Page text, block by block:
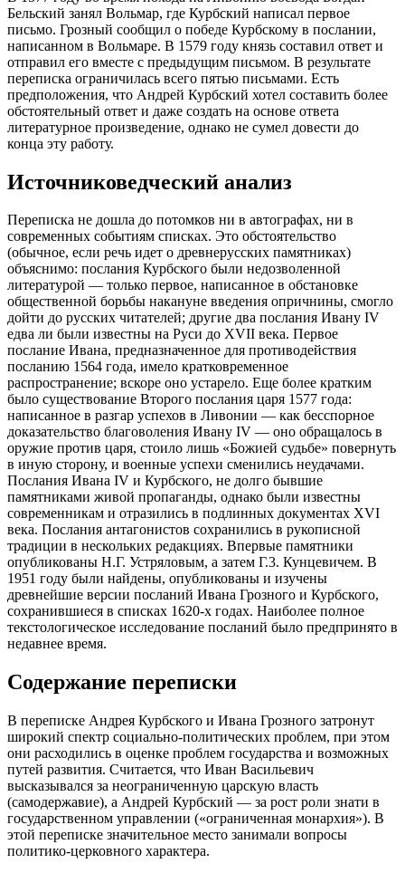
Бельский занял Вольмар, где Курбский написал первое
письмо. Грозный сообщил о победе Курбскому в послании,
написанном в Вольмаре. В 1579 году князь составил ответ и
отправил его вместе с предыдущим письмом. В результате
переписка ограничилась всего пятью письмами. Есть
предположения, что Андрей Курбский хотел составить более
обстоятельный ответ и даже создать на основе ответа
литературное произведение, однако не сумел довести до
конца эту работу.
Источниковедческий анализ
Переписка не дошла до потомков ни в автографах, ни в
современных событиям списках. Это обстоятельство
(обычное, если речь идет о древнерусских памятниках)
объяснимо: послания Курбского были недозволенной
литературой — только первое, написанное в обстановке
общественной борьбы накануне введения опричнины, смогло
дойти до русских читателей; другие два послания Ивану IV
едва ли были известны на Руси до XVII века. Первое
послание Ивана, предназначенное для противодействия
посланию 1564 года, имело кратковременное
распространение; вскоре оно устарело. Еще более кратким
было существование Второго послания царя 1577 года:
написанное в разгар успехов в Ливонии — как бесспорное
доказательство благоволения Ивану IV — оно обращалось в
оружие против царя, стоило лишь «Божией судьбе» повернуть
в иную сторону, и военные успехи сменились неудачами.
Послания Ивана IV и Курбского, не долго бывшие
памятниками живой пропаганды, однако были известны
современникам и отразились в подлинных документах XVI
века. Послания антагонистов сохранились в рукописной
традиции в нескольких редакциях. Впервые памятники
опубликованы Н.Г. Устряловым, а затем Г.3. Кунцевичем. В
1951 году были найдены, опубликованы и изучены
древнейшие версии посланий Ивана Грозного и Курбского,
сохранившиеся в списках 1620-х годах. Наиболее полное
текстологическое исследование посланий было предпринято в
недавнее время.
Содержание переписки
В переписке Андрея Курбского и Ивана Грозного затронут
широкий спектр социально-политических проблем, при этом
они расходились в оценке проблем государства и возможных
путей развития. Считается, что Иван Васильевич
высказывался за неограниченную царскую власть
(самодержавие), а Андрей Курбский — за рост роли знати в
государственном управлении («ограниченная монархия»). В
этой переписке значительное место занимали вопросы
политико-церковного характера.